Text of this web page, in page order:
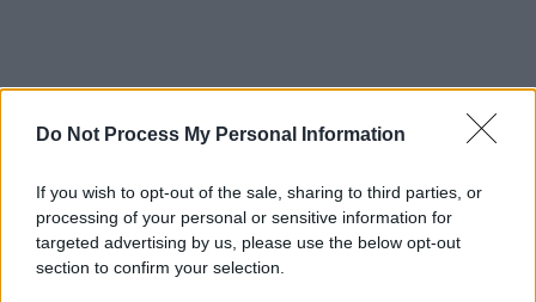
Do Not Process My Personal Information
If you wish to opt-out of the sale, sharing to third parties, or
processing of your personal or sensitive information for
targeted advertising by us, please use the below opt-out
section to confirm your selection.